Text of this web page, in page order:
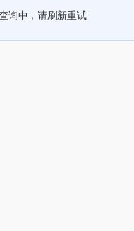
询中，请刷新重试